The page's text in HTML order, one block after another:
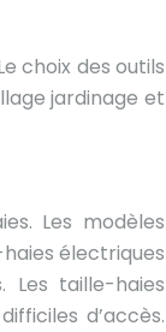
choix des outils
jardinage et
Les modèles
électriques
taille-haies
d’accès.